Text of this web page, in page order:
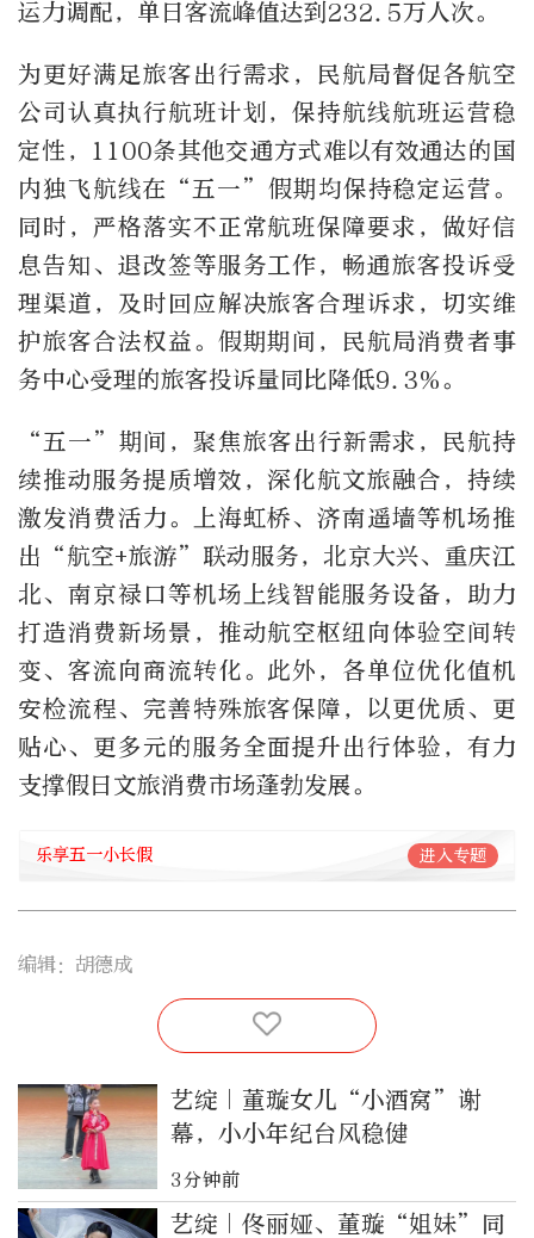
运力调配，单日客流峰值达到232.5万人次。
为更好满足旅客出行需求，民航局督促各航空
公司认真执行航班计划，保持航线航班运营稳
定性，1100条其他交通方式难以有效通达的国
内独飞航线在“五一”假期均保持稳定运营。
同时，严格落实不正常航班保障要求，做好信
息告知、退改签等服务工作，畅通旅客投诉受
理渠道，及时回应解决旅客合理诉求，切实维
护旅客合法权益。假期期间，民航局消费者事
务中心受理的旅客投诉量同比降低9.3%。
“五一”期间，聚焦旅客出行新需求，民航持
续推动服务提质增效，深化航文旅融合，持续
激发消费活力。上海虹桥、济南遥墙等机场推
出“航空+旅游”联动服务，北京大兴、重庆江
北、南京禄口等机场上线智能服务设备，助力
打造消费新场景，推动航空枢纽向体验空间转
变、客流向商流转化。此外，各单位优化值机
安检流程、完善特殊旅客保障，以更优质、更
贴心、更多元的服务全面提升出行体验，有力
支撑假日文旅消费市场蓬勃发展。
乐享五一小长假 进入专题
编辑：胡德成
艺绽｜董璇女儿“小酒窝”谢
幕，小小年纪台风稳健
3分钟前
艺绽｜佟丽娅、董璇“姐妹”同